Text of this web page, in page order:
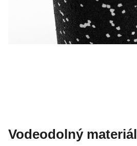
Vodeodolný materiál